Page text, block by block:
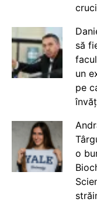
să
un
pe
o